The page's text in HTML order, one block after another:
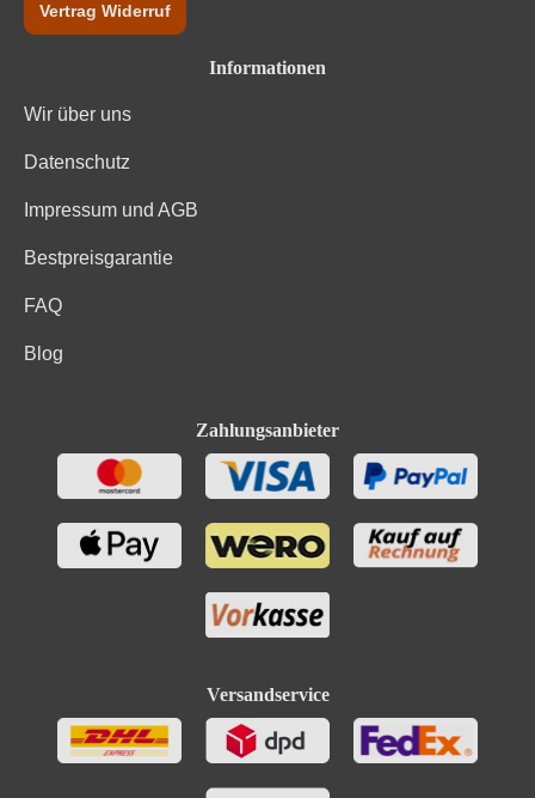
Vertrag Widerruf
Informationen
Wir über uns
Datenschutz
Impressum und AGB
Bestpreisgarantie
FAQ
Blog
Zahlungsanbieter
Versandservice